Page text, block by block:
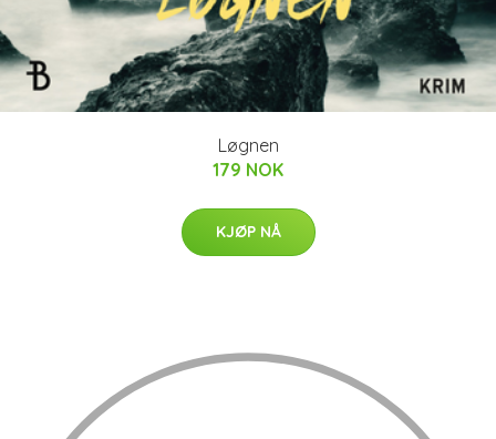
Løgnen
179 NOK
KJØP NÅ